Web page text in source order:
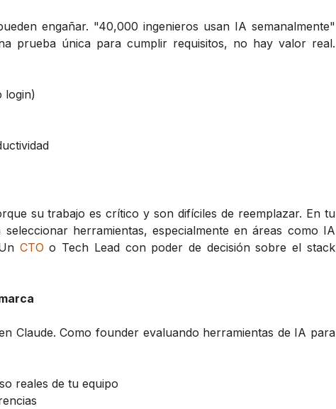
engañar. "40,000 ingenieros usan IA semanalmente"
prueba única para cumplir requisitos, no hay valor real.
login)
su trabajo es crítico y son difíciles de reemplazar. En tu
herramientas, especialmente en áreas como IA
CTO o Tech Lead con poder de decisión sobre el stack
Claude. Como founder evaluando herramientas de IA para
reales de tu equipo